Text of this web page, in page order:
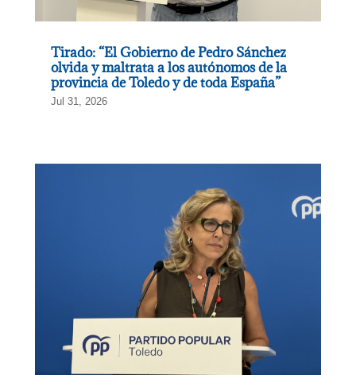
Tirado: “El Gobierno de Pedro Sánchez
olvida y maltrata a los autónomos de la
provincia de Toledo y de toda España”
Jul 31, 2026